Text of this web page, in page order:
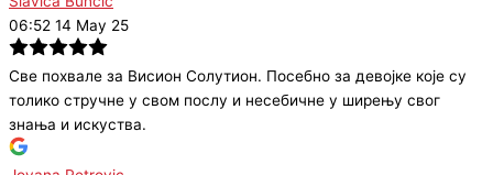
06:52 14 May 25
Све похвале за Висион Солутион. Посебно за девојке које су
толико стручне у свом послу и несебичне у ширењу свог
знања и искуства.